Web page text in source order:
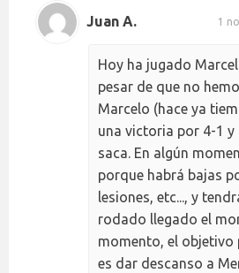
Juan A. 1
Hoy ha jugado
pesar de que no
Marcelo (hace ya
una victoria por 4-1
saca. En algún
porque habrá bajas
lesiones, etc..., y
rodado llegado el
momento, el objetivo
es dar descanso a